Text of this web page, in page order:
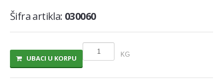
MLECNI PROIZVODI
TRAJNO I COKOLADNO MLEKO
SLADOLEDI
MARGARIN I MASLAC
Šifra artikla: 030060
KG
UBACI U KORPU